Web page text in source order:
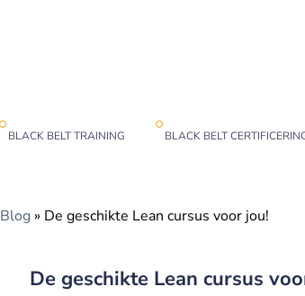
BLACK BELT TRAINING BLACK BELT
Blog » De geschikte Lean cursus voor jou!
De geschikte Lean cursus